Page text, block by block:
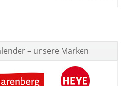
– unsere Marken